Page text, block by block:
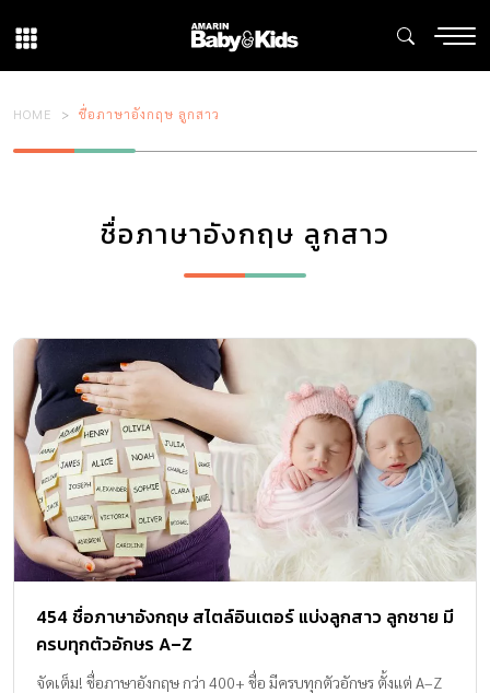
HOME ชื่อภาษาอังกฤษ ลูกสาว
ชื่อภาษาอังกฤษ ลูกสาว
454 ชื่อภาษาอังกฤษ สไตล์อินเตอร์ แบ่งลูกสาว ลูกชาย มี
ครบทุกตัวอักษร A–Z
จัดเต็ม! ชื่อภาษาอังกฤษ กว่า 400+ ชื่อ มีครบทุกตัวอักษร ตั้งแต่ A–Z